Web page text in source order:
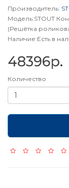
Производитель:
Модель:STOUT
(Решётка
Наличие:Есть в
48396р.
Количество